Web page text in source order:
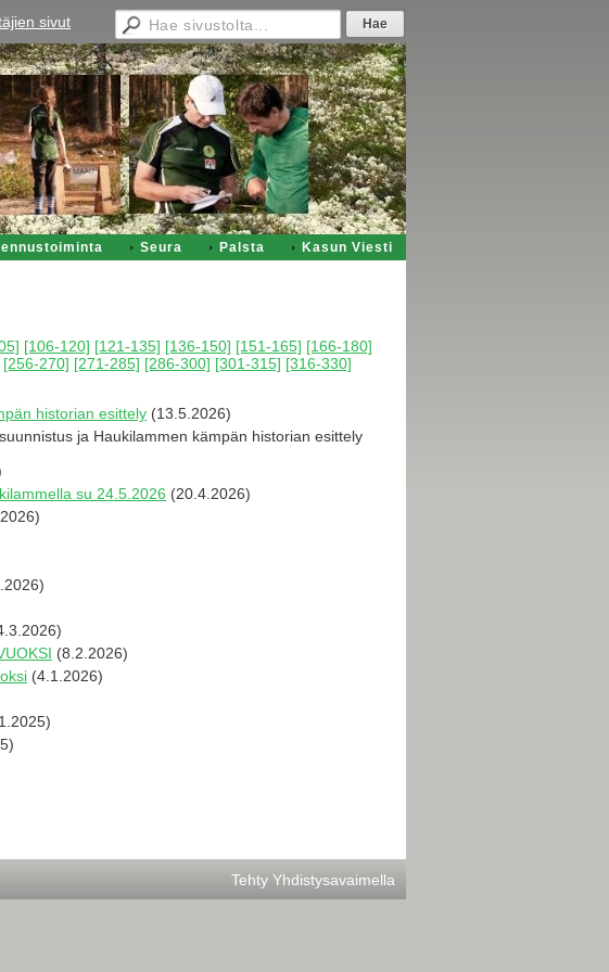
sivut
Seura Palsta Kasun Viesti
[106-120] [121-135] [136-150] [151-165] [166-180]
[256-270] [271-285] [286-300] [301-315] [316-330]
historian esittely (13.5.2026)
ja Haukilammen kämpän historian esittely
su 24.5.2026 (20.4.2026)
(8.2.2026)
(4.1.2026)
Tehty Yhdistysavaimella